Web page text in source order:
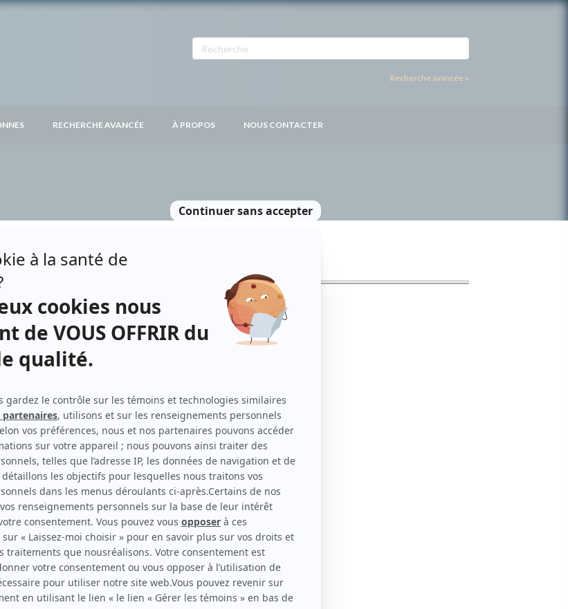
Recherche avancée »
RECHERCHE AVANCÉE À PROPOS NOUS CONTACTER
Les Invincibles
L'indétectable
Corbeaux
Réalisateur
Une affaire criminelleRéalisateur
Avant le crash Réalisateur
Patrick Senécal présenteRéalisateur
Les mutantsRéalisateur
La malédiction de Jonathan Plourde
Faits diversRéalisateur
Lâcher priseRéalisateur
La théorie du K.O.Réalisateur
Mauvais karmaRéalisateur